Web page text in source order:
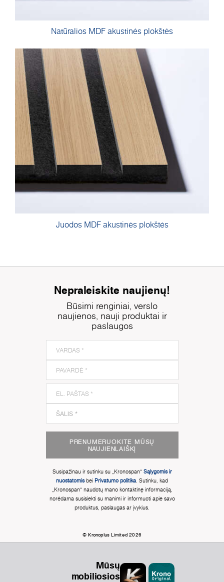
Natūralios MDF akustinės plokštės
Juodos MDF akustinės plokštės
Nepraleiskite naujienų!
Būsimi renginiai, verslo
naujienos, nauji produktai ir
paslaugos
PRENUMERUOKITE MŪSŲ
NAUJIENLAIŠKĮ
Susipažinau ir sutinku su „Kronospan“ Sąlygomis ir
nuostatomisbei Privatumo politika. Sutinku, kad
„Kronospan“ naudotų mano kontaktinę informaciją,
norėdama susisiekti su manimi ir informuoti apie savo
produktus, paslaugas ar įvykius.
© Kronoplus Limited 2026
Mūsų
mobiliosios